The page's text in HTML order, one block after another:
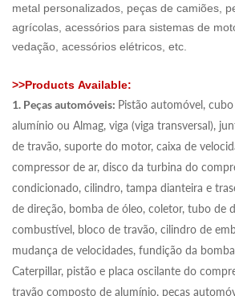
metal personalizados, peças de camiões,
agrícolas, acessórios para sistemas de
vedação, acessórios elétricos, etc.
>>Products Available:
1. Peças automóveis: Pistão automóvel,
alumínio ou Almag, viga (viga transversal),
de travão, suporte do motor, caixa de
compressor de ar, disco da turbina do
condicionado, cilindro, tampa dianteira e
de direção, bomba de óleo, coletor, tubo de
combustível, bloco de travão, cilindro de
mudança de velocidades, fundição da
Caterpillar, pistão e placa oscilante do
travão composto de alumínio, peças